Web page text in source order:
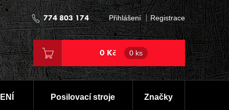
774 803 174 Přihlášení Registrace
0 Kč 0 ks
Posilovací stroje Značky